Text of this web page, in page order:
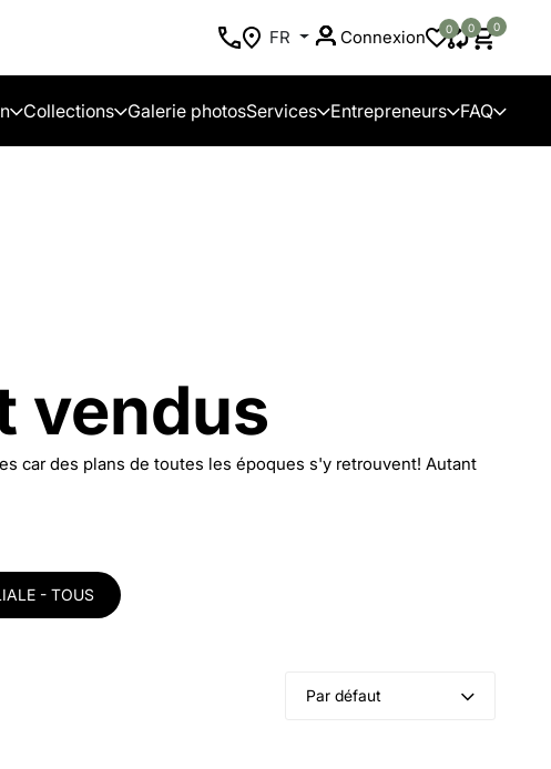
FR Connexion 0 0 0
Collections Galerie photosServices Entrepreneurs FAQ
vendus
car des plans de toutes les époques s'y retrouvent! Autant
- TOUS
Par défaut